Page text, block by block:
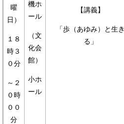
曜
日）
１８
時３
０分
～２
０時
００
分
機ホ
ール
（文
化会
館）
小ホ
ール
【講義】
「歩（あゆみ）と生き
る」